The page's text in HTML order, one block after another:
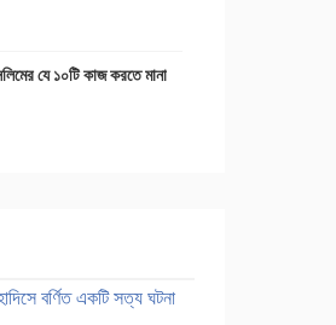
যে ১০টি কাজ করতে মানা
বর্ণিত একটি সত্য ঘটনা